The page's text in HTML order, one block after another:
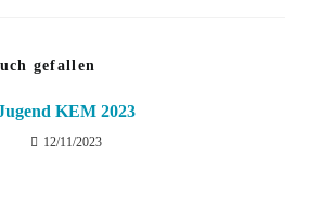
gefallen
KEM 2023
12/11/2023